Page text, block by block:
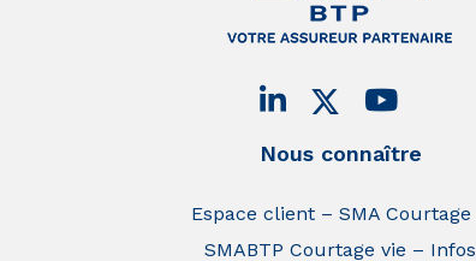
Nous connaître
Espace client
SMA Courtage
SMABTP Courtage vie
Infos